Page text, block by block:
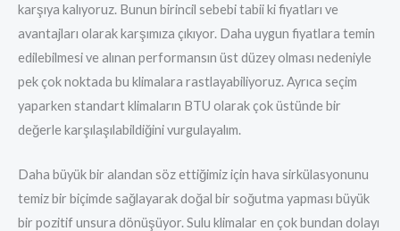
karşıya kalıyoruz. Bunun birincil sebebi tabii ki fiyatları ve
avantajları olarak karşımıza çıkıyor. Daha uygun fiyatlara temin
edilebilmesi ve alınan performansın üst düzey olması nedeniyle
pek çok noktada bu klimalara rastlayabiliyoruz. Ayrıca seçim
yaparken standart klimaların BTU olarak çok üstünde bir
değerle karşılaşılabildiğini vurgulayalım.
Daha büyük bir alandan söz ettiğimiz için hava sirkülasyonunu
temiz bir biçimde sağlayarak doğal bir soğutma yapması büyük
bir pozitif unsura dönüşüyor. Sulu klimalar en çok bundan dolayı